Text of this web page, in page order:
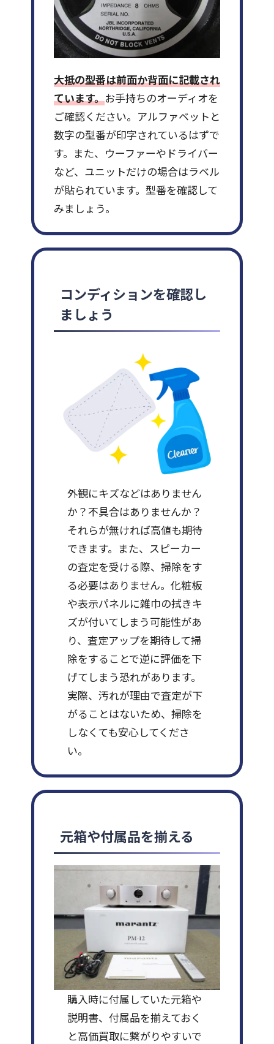
大抵の型番は前面か背面に記載され
ています。お手持ちのオーディオを
ご確認ください。アルファベットと
数字の型番が印字されているはずで
す。また、ウーファーやドライバー
など、ユニットだけの場合はラベル
が貼られています。型番を確認して
みましょう。
コンディションを確認し
ましょう
外観にキズなどはありません
か？不具合はありませんか？
それらが無ければ高値も期待
できます。また、スピーカー
の査定を受ける際、掃除をす
る必要はありません。化粧板
や表示パネルに雑巾の拭きキ
ズが付いてしまう可能性があ
り、査定アップを期待して掃
除をすることで逆に評価を下
げてしまう恐れがあります。
実際、汚れが理由で査定が下
がることはないため、掃除を
しなくても安心してくださ
い。
元箱や付属品を揃える
購入時に付属していた元箱や
説明書、付属品を揃えておく
と高価買取に繋がりやすいで